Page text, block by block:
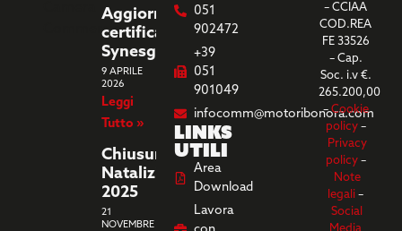
Aggiornamento
certificazione
Synesgy
9 APRILE
2026
Leggi
Tutto »
Chiusura
Natalizia
2025
21
NOVEMBRE
051
902472
+39
051
901049
infocomm@motoribonora.com
Links
utili
Area
Download
Lavora
– CCIAA
COD.REA
FE 33526
– Cap.
Soc. i.v €.
265.200,00
–Cookie
policy–
Privacy
policy–
Note
legali –
Social
Media